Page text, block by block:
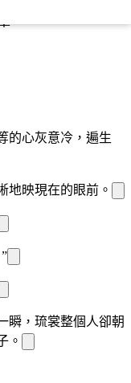
的心灰意冷，遍生
地映現在的眼前。
瞬，琉裳整個人卻朝
。